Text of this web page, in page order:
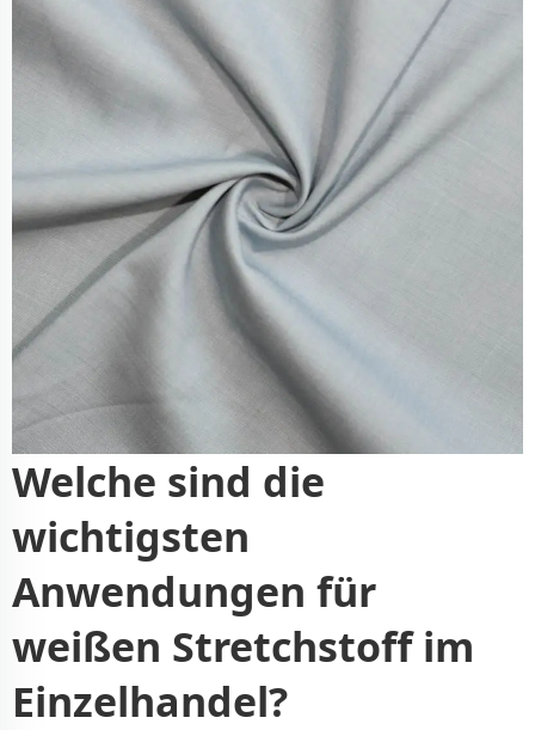
Welche sind die
wichtigsten
Anwendungen für
weißen Stretchstoff im
Einzelhandel?